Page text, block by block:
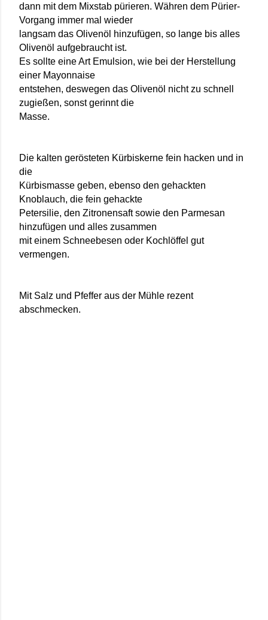
dann mit dem Mixstab pürieren. Währen dem Pürier-
Vorgang immer mal wieder
langsam das Olivenöl hinzufügen, so lange bis alles
Olivenöl aufgebraucht ist.
Es sollte eine Art Emulsion, wie bei der Herstellung
einer Mayonnaise
entstehen, deswegen das Olivenöl nicht zu schnell
zugießen, sonst gerinnt die
Masse.
Die kalten gerösteten Kürbiskerne fein hacken und in
die
Kürbismasse geben, ebenso den gehackten
Knoblauch, die fein gehackte
Petersilie, den Zitronensaft sowie den Parmesan
hinzufügen und alles zusammen
mit einem Schneebesen oder Kochlöffel gut
vermengen.
Mit Salz und Pfeffer aus der Mühle rezent
abschmecken.